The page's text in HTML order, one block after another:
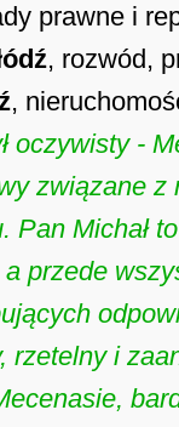
prawne i
, rozwód,
,
oczywisty -
związane
Pan Michał
przede
rzetelny i